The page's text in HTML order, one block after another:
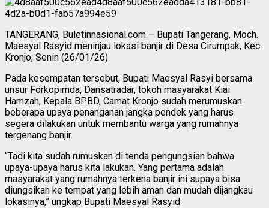
TANGERANG, Buletinnasional.com – Bupati Tangerang, Moch.
Maesyal Rasyid meninjau lokasi banjir di Desa Cirumpak, Kec.
Kronjo, Senin (26/01/26)
Pada kesempatan tersebut, Bupati Maesyal Rasyi bersama
unsur Forkopimda, Dansatradar, tokoh masyarakat Kiai
Hamzah, Kepala BPBD, Camat Kronjo sudah merumuskan
beberapa upaya penanganan jangka pendek yang harus
segera dilakukan untuk membantu warga yang rumahnya
tergenang banjir.
“Tadi kita sudah rumuskan di tenda pengungsian bahwa
upaya-upaya harus kita lakukan. Yang pertama adalah
masyarakat yang rumahnya terkena banjir ini supaya bisa
diungsikan ke tempat yang lebih aman dan mudah dijangkau
lokasinya,” ungkap Bupati Maesyal Rasyid